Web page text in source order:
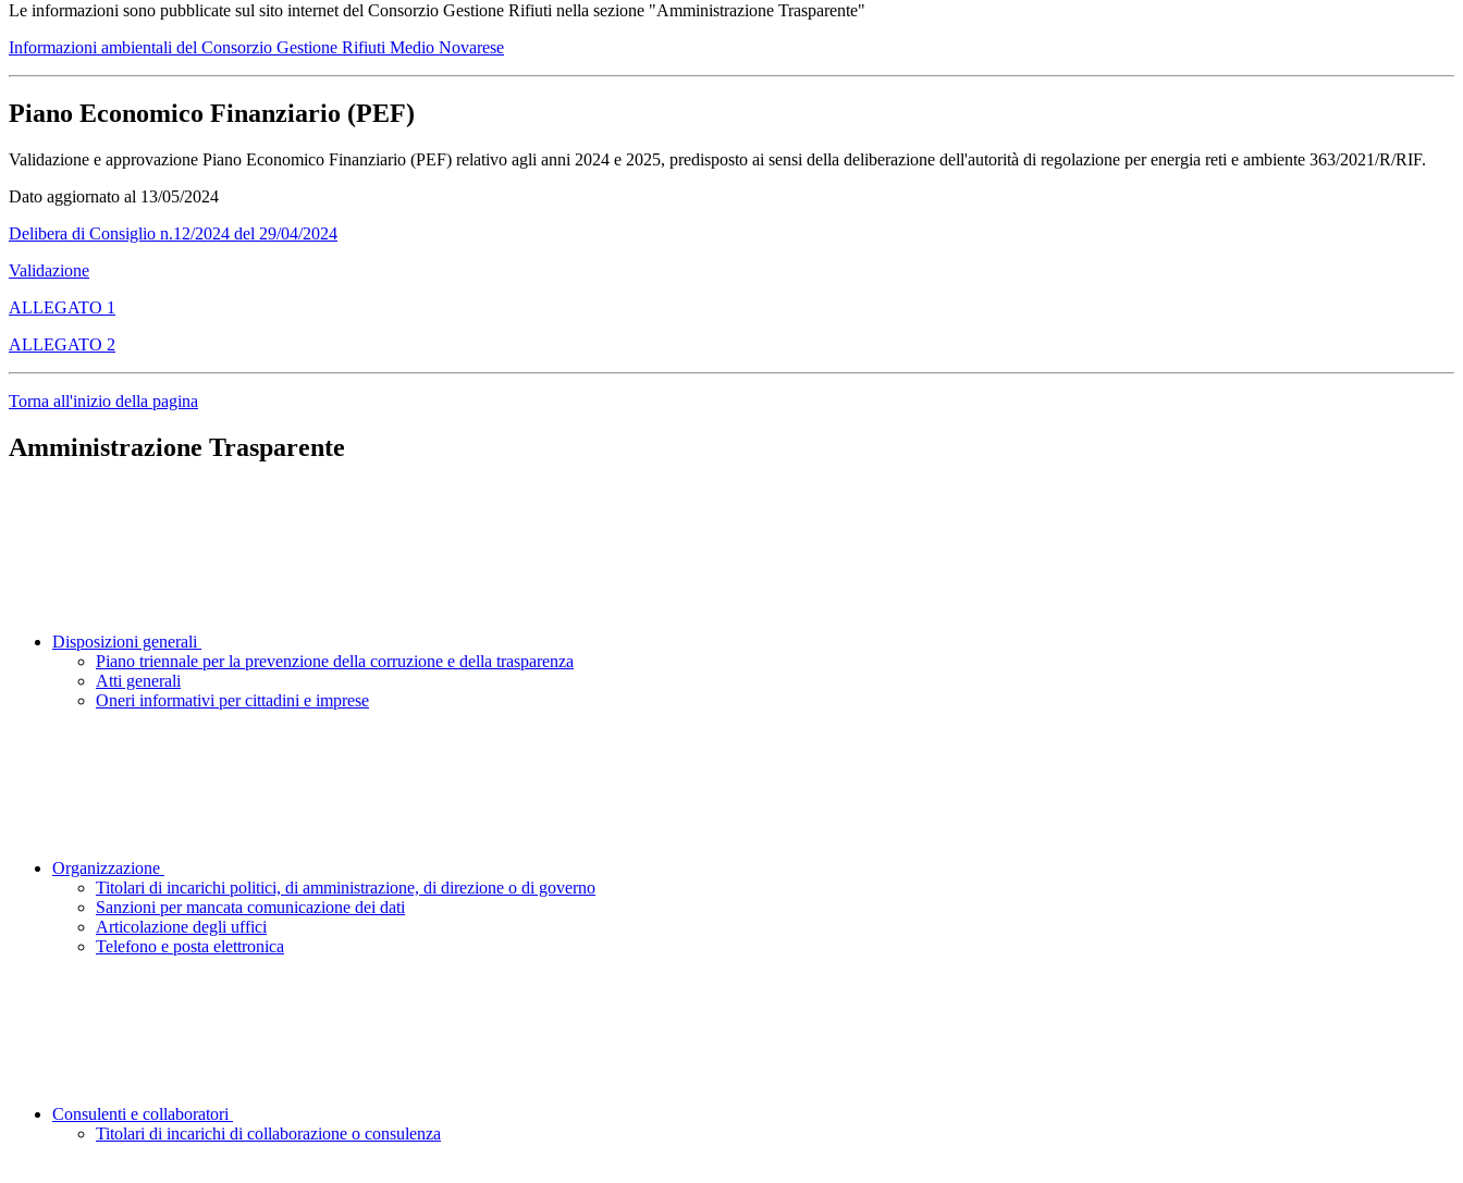
Le informazioni sono pubblicate sul sito internet del Consorzio Gestione Rifiuti nella sezione "Amministrazione Trasparente"
Informazioni ambientali del Consorzio Gestione Rifiuti Medio Novarese
Piano Economico Finanziario (PEF)
Validazione e approvazione Piano Economico Finanziario (PEF) relativo agli anni 2024 e 2025, predisposto ai sensi della deliberazione dell'autorità di regolazione per energia reti e ambiente 363/2021/R/RIF.
Dato aggiornato al 13/05/2024
Delibera di Consiglio n.12/2024 del 29/04/2024
Validazione
ALLEGATO 1
ALLEGATO 2
Torna all'inizio della pagina
Amministrazione Trasparente
Disposizioni generali
Piano triennale per la prevenzione della corruzione e della trasparenza
Atti generali
Oneri informativi per cittadini e imprese
Organizzazione
Titolari di incarichi politici, di amministrazione, di direzione o di governo
Sanzioni per mancata comunicazione dei dati
Articolazione degli uffici
Telefono e posta elettronica
Consulenti e collaboratori
Titolari di incarichi di collaborazione o consulenza